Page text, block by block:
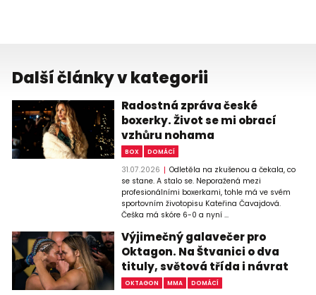
Další články v kategorii
Radostná zpráva české
boxerky. Život se mi obrací
vzhůru nohama
BOX DOMÁCÍ
31.07.2026
Odletěla na zkušenou a čekala, co
se stane. A stalo se. Neporažená mezi
profesionálními boxerkami, tohle má ve svém
sportovním životopisu Kateřina Čavajdová.
Češka má skóre 6-0 a nyní ...
Výjimečný galavečer pro
Oktagon. Na Štvanici o dva
tituly, světová třída i návrat
OKTAGON MMA DOMÁCÍ